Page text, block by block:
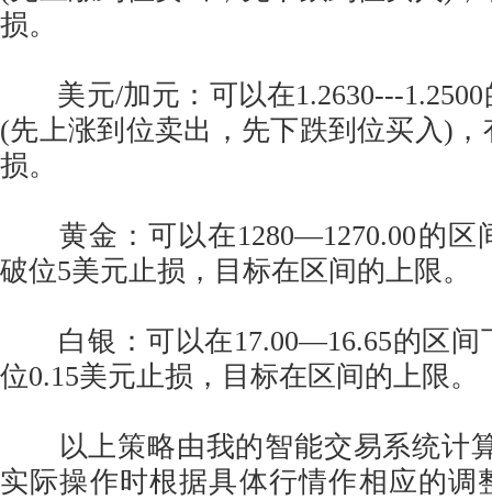
损。
美元/加元：可以在1.2630---1.2500
(先上涨到位卖出，先下跌到位买入)，
损。
黄金：可以在1280—1270.00的区
破位5美元止损，目标在区间的上限。
白银：可以在17.00—16.65的区间
位0.15美元止损，目标在区间的上限。
以上策略由我的智能交易系统计
实际操作时根据具体行情作相应的调